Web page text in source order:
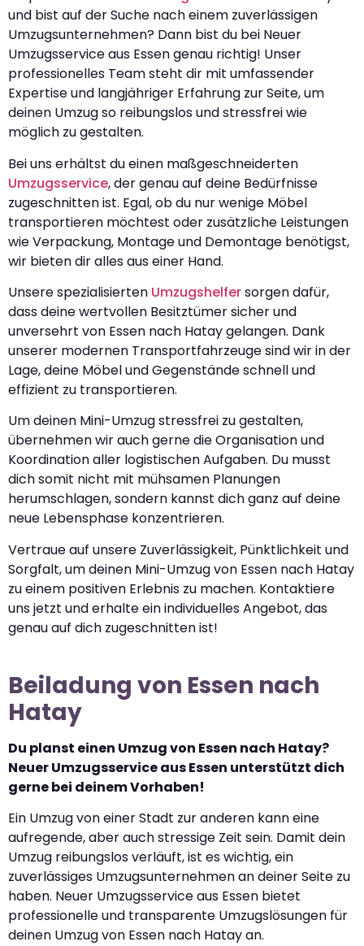
und bist auf der Suche nach einem zuverlässigen
Umzugsunternehmen? Dann bist du bei Neuer
Umzugsservice aus Essen genau richtig! Unser
professionelles Team steht dir mit umfassender
Expertise und langjähriger Erfahrung zur Seite, um
deinen Umzug so reibungslos und stressfrei wie
möglich zu gestalten.
Bei uns erhältst du einen maßgeschneiderten
Umzugsservice, der genau auf deine Bedürfnisse
zugeschnitten ist. Egal, ob du nur wenige Möbel
transportieren möchtest oder zusätzliche Leistungen
wie Verpackung, Montage und Demontage benötigst,
wir bieten dir alles aus einer Hand.
Unsere spezialisierten Umzugshelfersorgen dafür,
dass deine wertvollen Besitztümer sicher und
unversehrt von Essen nach Hatay gelangen. Dank
unserer modernen Transportfahrzeuge sind wir in der
Lage, deine Möbel und Gegenstände schnell und
effizient zu transportieren.
Um deinen Mini-Umzug stressfrei zu gestalten,
übernehmen wir auch gerne die Organisation und
Koordination aller logistischen Aufgaben. Du musst
dich somit nicht mit mühsamen Planungen
herumschlagen, sondern kannst dich ganz auf deine
neue Lebensphase konzentrieren.
Vertraue auf unsere Zuverlässigkeit, Pünktlichkeit und
Sorgfalt, um deinen Mini-Umzug von Essen nach Hatay
zu einem positiven Erlebnis zu machen. Kontaktiere
uns jetzt und erhalte ein individuelles Angebot, das
genau auf dich zugeschnitten ist!
Beiladung von Essen nach
Hatay
Du planst einen Umzug von Essen nach Hatay?
Neuer Umzugsservice aus Essen unterstützt dich
gerne bei deinem Vorhaben!
Ein Umzug von einer Stadt zur anderen kann eine
aufregende, aber auch stressige Zeit sein. Damit dein
Umzug reibungslos verläuft, ist es wichtig, ein
zuverlässiges Umzugsunternehmen an deiner Seite zu
haben. Neuer Umzugsservice aus Essen bietet
professionelle und transparente Umzugslösungen für
deinen Umzug von Essen nach Hatay an.